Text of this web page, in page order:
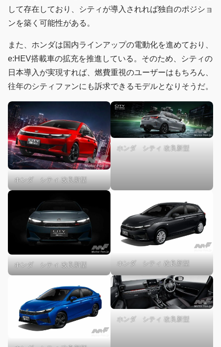
して存在しており、シティが導入されれば独自のポジショ
ンを築く可能性がある。
また、ホンダは国内ラインアップの電動化を進めており、
e:HEV搭載車の拡充を推進している。そのため、シティの
日本導入が実現すれば、燃費重視のユーザーはもちろん、
往年のシティファンにも訴求できるモデルとなりそうだ。
ホンダ シティ 改良新型
ホンダ シティ 改良新型
ホンダ シティ 改良新型 ホンダ シティ 改良新型
ホンダ シティ 改良新型